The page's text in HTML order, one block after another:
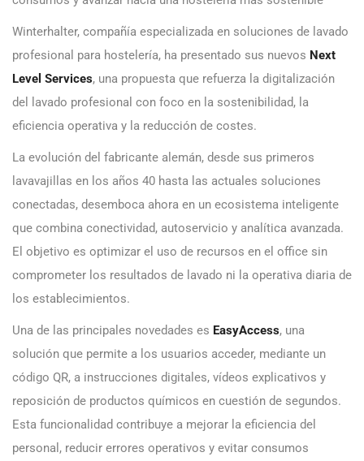
Winterhalter, compañía especializada en soluciones de lavado
profesional para hostelería, ha presentado sus nuevos Next
Level Services, una propuesta que refuerza la digitalización
del lavado profesional con foco en la sostenibilidad, la
eficiencia operativa y la reducción de costes.
La evolución del fabricante alemán, desde sus primeros
lavavajillas en los años 40 hasta las actuales soluciones
conectadas, desemboca ahora en un ecosistema inteligente
que combina conectividad, autoservicio y analítica avanzada.
El objetivo es optimizar el uso de recursos en el office sin
comprometer los resultados de lavado ni la operativa diaria de
los establecimientos.
Una de las principales novedades es EasyAccess, una
solución que permite a los usuarios acceder, mediante un
código QR, a instrucciones digitales, vídeos explicativos y
reposición de productos químicos en cuestión de segundos.
Esta funcionalidad contribuye a mejorar la eficiencia del
personal, reducir errores operativos y evitar consumos